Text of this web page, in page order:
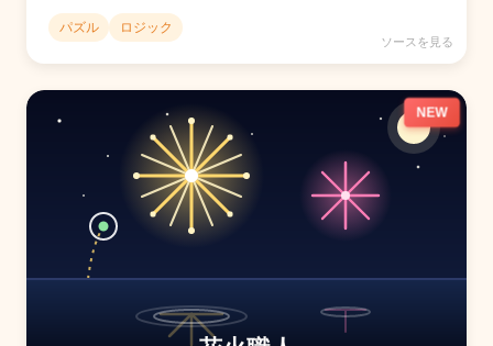
パズル ロジック
ソースを見る
NEW